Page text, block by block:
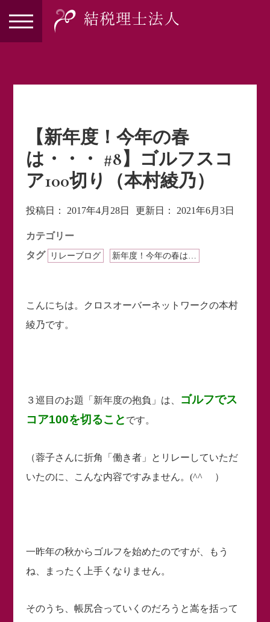
【新年度！今年の春
は・・・ #8】ゴルフスコ
ア100切り（本村綾乃）
投稿日： 2017年4月28日 更新日： 2021年6月3日
カテゴリー
タグ
リレーブログ 新年度！今年の春は…
こんにちは。クロスオーバーネットワークの本村
綾乃です。
３巡目のお題「新年度の抱負」は、
ゴルフでス
コア100を切ること です。
（蓉子さんに折角「働き者」とリレーしていただ
いたのに、こんな内容ですみません。(^^ゞ ）
一昨年の秋からゴルフを始めたのですが、もう
ね、まったく上手くなりません。
そのうち、帳尻合っていくのだろうと嵩を括って